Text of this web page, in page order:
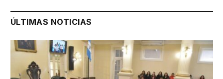
ÚLTIMAS NOTICIAS